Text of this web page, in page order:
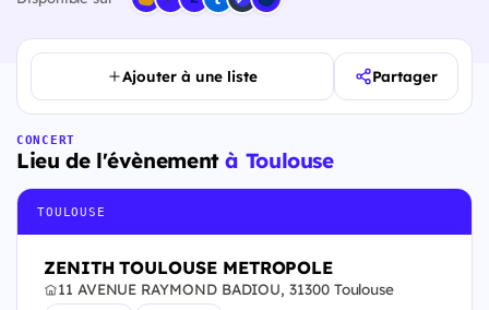
Ajouter à une liste Partager
CONCERT
Lieu de l'évènementà Toulouse
TOULOUSE
ZENITH TOULOUSE METROPOLE
11 AVENUE RAYMOND BADIOU, 31300 Toulouse